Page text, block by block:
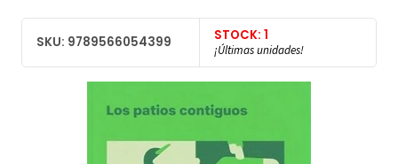
SKU: 9789566054399 STOCK: 1
¡Últimas unidades!